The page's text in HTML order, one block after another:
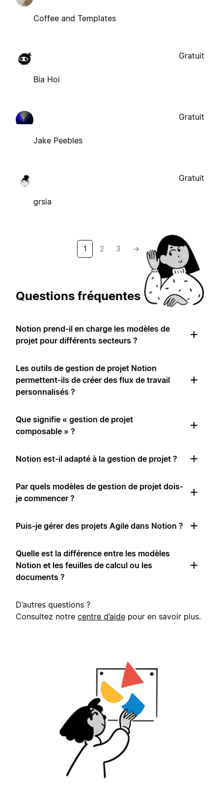
Coffee and Templates
Bia Hoi
Gratuit
Jake Peebles
Gratuit
grsia
Gratuit
1 2 3 →
Questions fréquentes
Notion prend-il en charge les modèles de
projet pour différents secteurs ?
Les outils de gestion de projet Notion
permettent-ils de créer des flux de travail
personnalisés ?
Que signifie « gestion de projet
composable » ?
Notion est-il adapté à la gestion de projet ?
Par quels modèles de gestion de projet dois-
je commencer ?
Puis-je gérer des projets Agile dans Notion ?
Quelle est la différence entre les modèles
Notion et les feuilles de calcul ou les
documents ?
D’autres questions ?
Consultez notre centre d’aide pour en savoir plus.